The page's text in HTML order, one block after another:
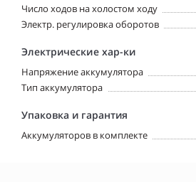
Число ходов на холостом ходу
Электр. регулировка оборотов
Электрические хар-ки
Напряжение аккумулятора
Тип аккумулятора
Упаковка и гарантия
Аккумуляторов в комплекте